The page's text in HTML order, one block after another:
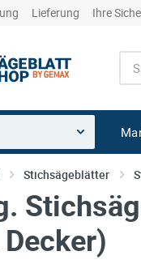
Lieferung Ihre
Stichsägeblätter